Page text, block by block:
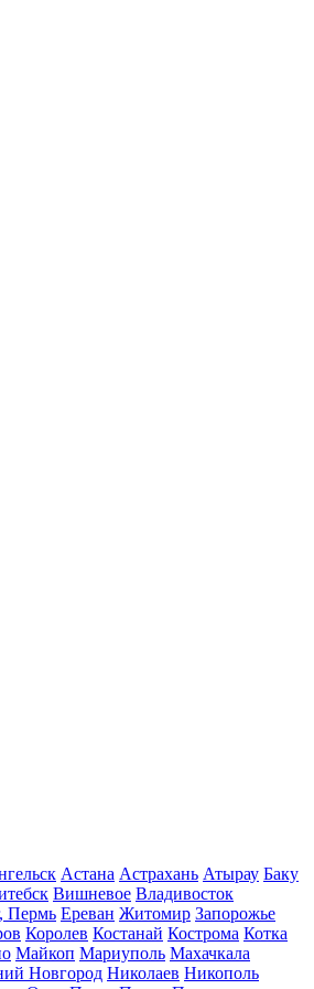
Астана Астрахань Атырау Баку
Вишневое Владивосток
Пермь Ереван Житомир Запорожье
Королев Костанай Кострома Котка
Майкоп Мариуполь Махачкала
Новгород Николаев Никополь